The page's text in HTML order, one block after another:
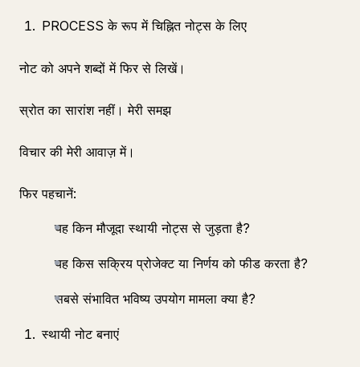
PROCESS के रूप में चिह्नित नोट्स के लिए
नोट को अपने शब्दों में फिर से लिखें।
स्रोत का सारांश नहीं। मेरी समझ
विचार की मेरी आवाज़ में।
फिर पहचानें:
यह किन मौजूदा स्थायी नोट्स से जुड़ता है?
यह किस सक्रिय प्रोजेक्ट या निर्णय को फीड करता है?
सबसे संभावित भविष्य उपयोग मामला क्या है?
स्थायी नोट बनाएं